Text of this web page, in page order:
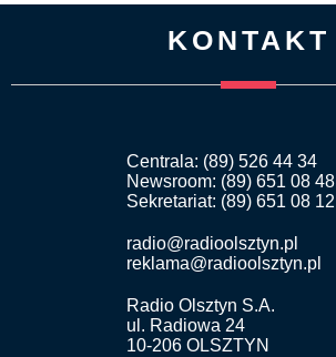
KONTAKT
Centrala: (89) 526 44 34
Newsroom: (89) 651 08 48
Sekretariat: (89) 651 08 12
radio@radioolsztyn.pl
reklama@radioolsztyn.pl
Radio Olsztyn S.A.
ul. Radiowa 24
10-206 OLSZTYN